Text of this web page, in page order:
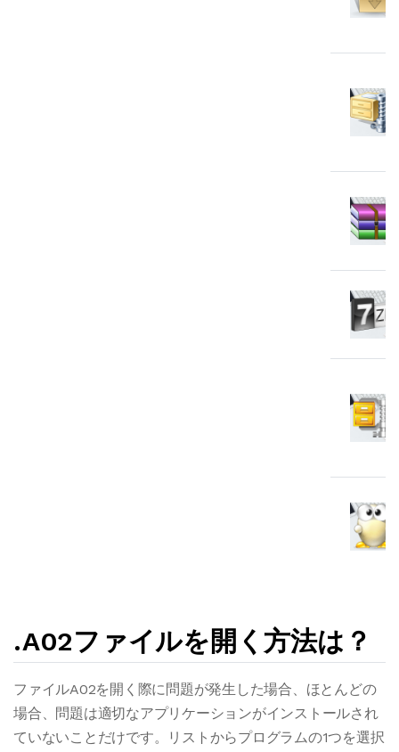
.A02ファイルを開く方法は？
ファイルA02を開く際に問題が発生した場合、ほとんどの
場合、問題は適切なアプリケーションがインストールされ
ていないことだけです。リストからプログラムの1つを選択